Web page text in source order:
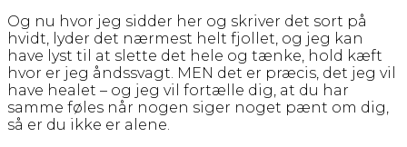
Og nu hvor jeg sidder her og skriver det sort på
hvidt, lyder det nærmest helt fjollet, og jeg kan
have lyst til at slette det hele og tænke, hold kæft
hvor er jeg åndssvagt. MEN det er præcis, det jeg vil
have healet – og jeg vil fortælle dig, at du har
samme føles når nogen siger noget pænt om dig,
så er du ikke er alene.